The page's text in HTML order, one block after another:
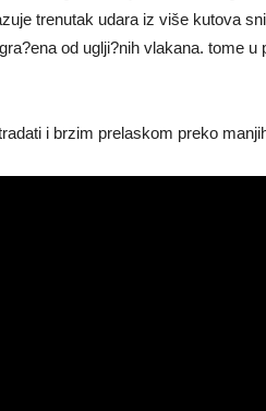
trenutak udara iz više kutova
od uglji?nih vlakana. tome u
i brzim prelaskom preko